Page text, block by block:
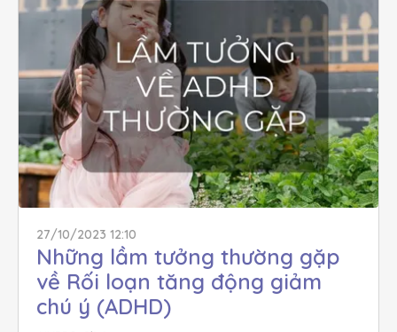
27/10/2023 12:10
Những lầm tưởng thường gặp
về Rối loạn tăng động giảm
chú ý (ADHD)